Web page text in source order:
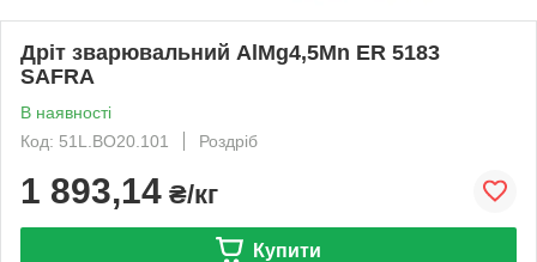
Дріт зварювальний AlMg4,5Mn ER 5183
SAFRA
В наявності
Код: 51L.BO20.101
Роздріб
1 893,14 ₴/кг
Купити